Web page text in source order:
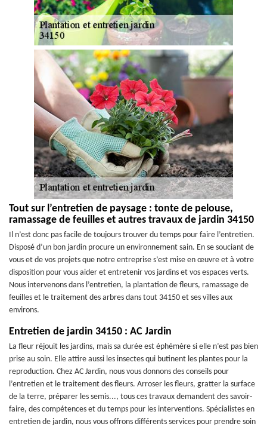
Tout sur l’entretien de paysage : tonte de pelouse,
ramassage de feuilles et autres travaux de jardin 34150
Il n’est donc pas facile de toujours trouver du temps pour faire l’entretien.
Disposé d’un bon jardin procure un environnement sain. En se souciant de
vous et de vos projets que notre entreprise s’est mise en œuvre et à votre
disposition pour vous aider et entretenir vos jardins et vos espaces verts.
Nous intervenons dans l’entretien, la plantation de fleurs, ramassage de
feuilles et le traitement des arbres dans tout 34150 et ses villes aux
environs.
Entretien de jardin 34150 : AC Jardin
La fleur réjouit les jardins, mais sa durée est éphémère si elle n’est pas bien
prise au soin. Elle attire aussi les insectes qui butinent les plantes pour la
reproduction. Chez AC Jardin, nous vous donnons des conseils pour
l’entretien et le traitement des fleurs. Arroser les fleurs, gratter la surface
de la terre, préparer les semis..., tous ces travaux demandent des savoir-
faire, des compétences et du temps pour les interventions. Spécialistes en
entretien de jardin, nous vous offrons différents services pour prendre soin